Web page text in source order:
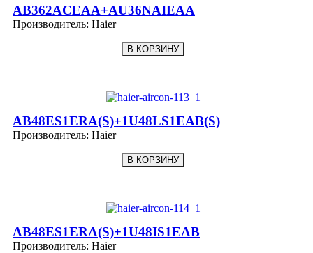
AB362ACEAA+AU36NAIEAA
Производитель: Haier
AB48ES1ERA(S)+1U48LS1EAB(S)
Производитель: Haier
AB48ES1ERA(S)+1U48IS1EAB
Производитель: Haier